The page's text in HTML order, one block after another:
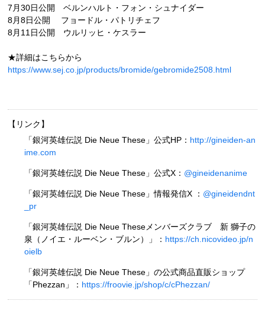
7月30日公開 ベルンハルト・フォン・シュナイダー
8月8日公開 フョードル・パトリチェフ
8月11日公開 ウルリッヒ・ケスラー
★詳細はこちらから
https://www.sej.co.jp/products/bromide/gebromide2508.html
【リンク】
「銀河英雄伝説 Die Neue These」公式HP： http://gineiden-an
ime.com
「銀河英雄伝説 Die Neue These」公式X： @gineidenanime
「銀河英雄伝説 Die Neue These」情報発信X ： @gineidendnt
_pr
「銀河英雄伝説 Die Neue Theseメンバーズクラブ 新 獅子の
泉（ノイエ・ルーベン・ブルン）」： https://ch.nicovideo.jp/n
oielb
「銀河英雄伝説 Die Neue These」の公式商品直販ショップ
「Phezzan」： https://froovie.jp/shop/c/cPhezzan/